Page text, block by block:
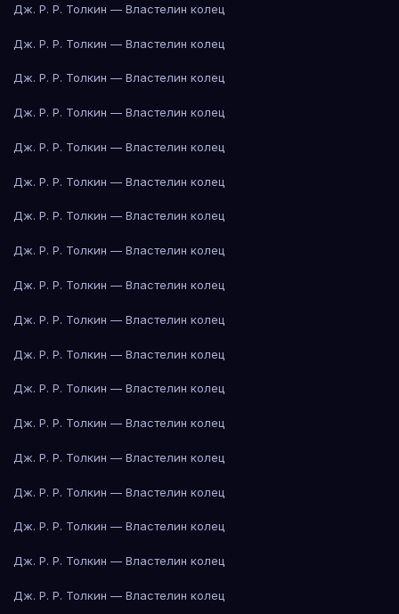
Дж. Р. Р. Толкин — Властелин колец
Дж. Р. Р. Толкин — Властелин колец
Дж. Р. Р. Толкин — Властелин колец
Дж. Р. Р. Толкин — Властелин колец
Дж. Р. Р. Толкин — Властелин колец
Дж. Р. Р. Толкин — Властелин колец
Дж. Р. Р. Толкин — Властелин колец
Дж. Р. Р. Толкин — Властелин колец
Дж. Р. Р. Толкин — Властелин колец
Дж. Р. Р. Толкин — Властелин колец
Дж. Р. Р. Толкин — Властелин колец
Дж. Р. Р. Толкин — Властелин колец
Дж. Р. Р. Толкин — Властелин колец
Дж. Р. Р. Толкин — Властелин колец
Дж. Р. Р. Толкин — Властелин колец
Дж. Р. Р. Толкин — Властелин колец
Дж. Р. Р. Толкин — Властелин колец
Дж. Р. Р. Толкин — Властелин колец